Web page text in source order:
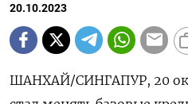
20.10.2023
ШАНХАЙ/СИНГАПУР, 20